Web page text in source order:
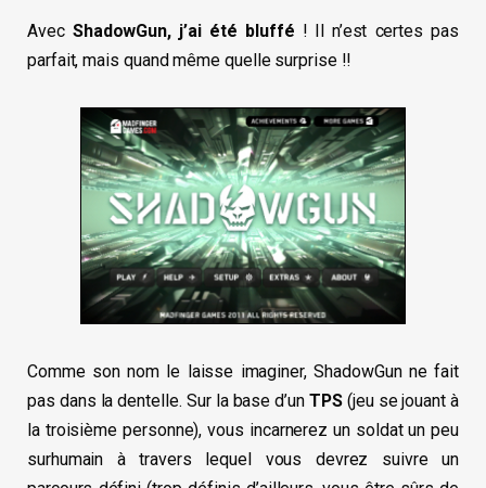
Avec ShadowGun, j’ai été bluffé ! Il n’est certes pas
parfait, mais quand même quelle surprise !!
Comme son nom le laisse imaginer, ShadowGun ne fait
pas dans la dentelle. Sur la base d’unTPS(jeu se jouant à
la troisième personne), vous incarnerez un soldat un peu
surhumain à travers lequel vous devrez suivre un